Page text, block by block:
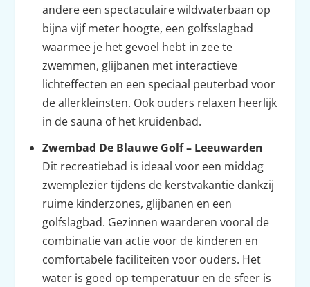
andere een spectaculaire wildwaterbaan op
bijna vijf meter hoogte, een golfs­slagbad
waarmee je het gevoel hebt in zee te
zwemmen, glijbanen met interactieve
lichteffecten en een speciaal peuterbad voor
de allerkleinsten. Ook ouders relaxen heerlijk
in de sauna of het kruidenbad.
Zwembad De Blauwe Golf – Leeuwarden
Dit recreatiebad is ideaal voor een middag
zwemplezier tijdens de kerstvakantie dankzij
ruime kinderzones, glijbanen en een
golfslagbad. Gezinnen waarderen vooral de
combinatie van actie voor de kinderen en
comfortabele faciliteiten voor ouders. Het
water is goed op temperatuur en de sfeer is